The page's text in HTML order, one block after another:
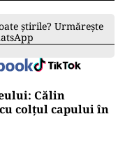
știrile? Urmărește
Călin
colțul capului în